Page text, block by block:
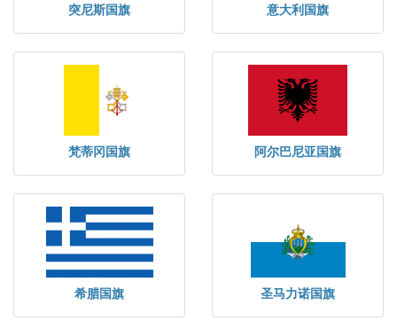
突尼斯国旗 意大利国旗
梵蒂冈国旗 阿尔巴尼亚国旗
希腊国旗 圣马力诺国旗